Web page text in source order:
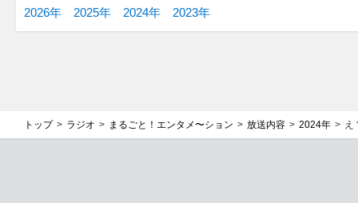
12/4(木)
12/3(水)